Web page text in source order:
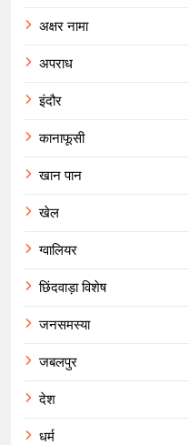
अक्षर नामा
अपराध
इंदौर
कानाफूसी
खान पान
खेल
ग्वालियर
छिंदवाड़ा विशेष
जनसमस्या
जबलपुर
देश
धर्म